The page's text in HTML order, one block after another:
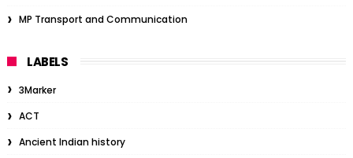
MP Transport and Communication
LABELS
3Marker
ACT
Ancient Indian history